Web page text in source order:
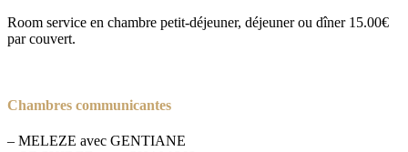
Room service en chambre petit-déjeuner, déjeuner ou dîner 15.00€
par couvert.
Chambres communicantes
– MELEZE avec GENTIANE